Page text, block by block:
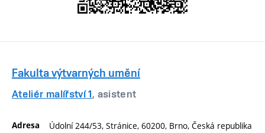
Fakulta výtvarných umění
Ateliér malířství 1, asistent
Adresa Údolní 244/53, Stránice, 60200, Brno, Česká republika